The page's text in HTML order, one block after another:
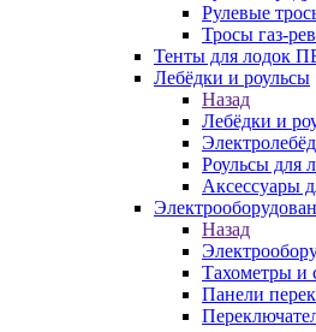
Рулевые
Тросы газ-
Тенты для лодок
Лебёдки и роульсы
Назад
Лебёдки и
Роульсы для
Аксессуары
Назад
Тахометры и
Панели